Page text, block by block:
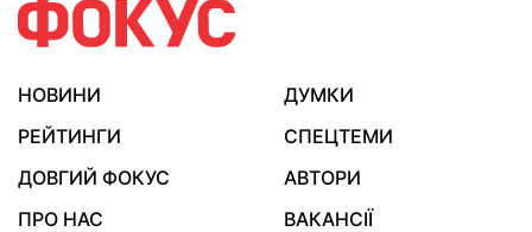
НОВИНИ
ДУМКИ
РЕЙТИНГИ
СПЕЦТЕМИ
ДОВГИЙ ФОКУС
АВТОРИ
ПРО НАС
ВАКАНСІЇ